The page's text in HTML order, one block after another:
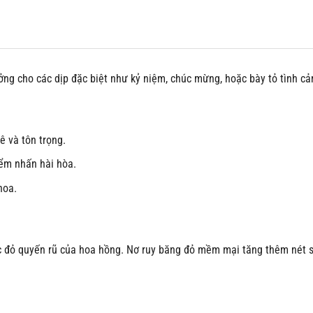
cho các dịp đặc biệt như kỷ niệm, chúc mừng, hoặc bày tỏ tình
và tôn trọng.
nhấn hài hòa.
quyến rũ của hoa hồng. Nơ ruy băng đỏ mềm mại tăng thêm